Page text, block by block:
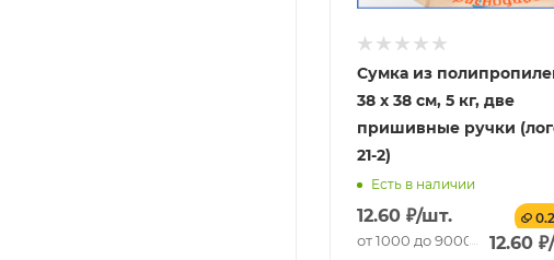
Сумка из
38 х 38 см, 5 кг, две
пришивные ручки
21-2)
Есть в наличии
12.60 ₽/шт.
от 1000 до 9000 шт.12.60 ₽